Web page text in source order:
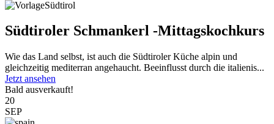
Südtiroler Schmankerl -Mittagskochkurs
Wie das Land selbst, ist auch die Südtiroler Küche alpin und
gleichzeitig mediterran angehaucht. Beeinflusst durch die italienis...
Jetzt ansehen
Bald ausverkauft!
20
SEP